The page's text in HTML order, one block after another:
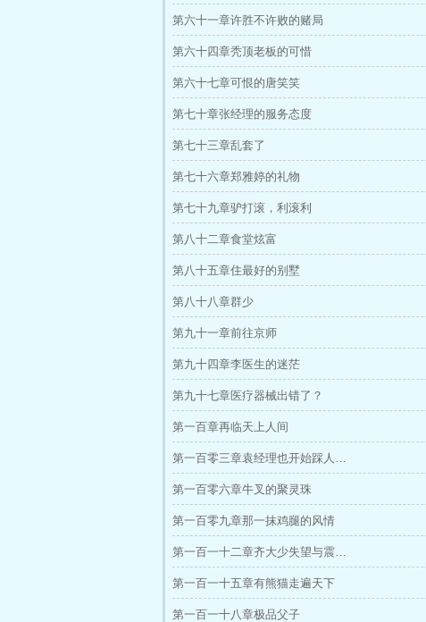
第六十一章许胜不许败的赌局
第六十四章秃顶老板的可惜
第六十七章可恨的唐笑笑
第七十章张经理的服务态度
第七十三章乱套了
第七十六章郑雅婷的礼物
第七十九章驴打滚，利滚利
第八十二章食堂炫富
第八十五章住最好的别墅
第八十八章群少
第九十一章前往京师
第九十四章李医生的迷茫
第九十七章医疗器械出错了？
第一百章再临天上人间
第一百零三章袁经理也开始踩人…
第一百零六章牛叉的聚灵珠
第一百零九章那一抹鸡腿的风情
第一百一十二章齐大少失望与震…
第一百一十五章有熊猫走遍天下
第一百一十八章极品父子